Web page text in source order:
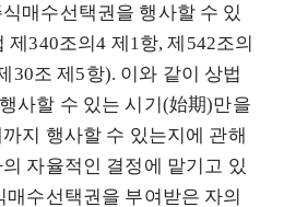
매수선택권을 행사할 수 있
340조의4 제1항, 제542조의
30조 제5항). 이와 같이 상법
사할 수 있는 시기(始期)만을
지 행사할 수 있는지에 관해
자율적인 결정에 맡기고 있
수선택권을 부여받은 자의